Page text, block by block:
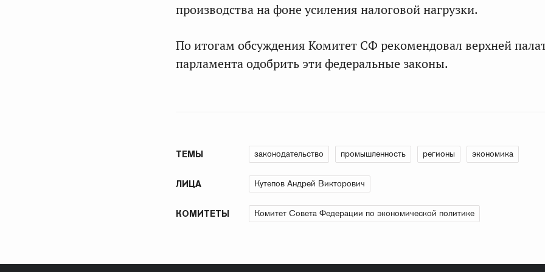
производства на фоне усиления налоговой нагрузки.
По итогам обсуждения Комитет СФ рекомендовал верхней
парламента одобрить эти федеральные законы.
ТЕМЫ законодательство промышленность регионы экономика
ЛИЦА Кутепов Андрей Викторович
КОМИТЕТЫ Комитет Совета Федерации по экономической политике